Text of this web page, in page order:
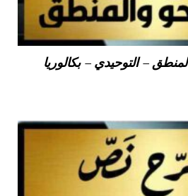
– التوحيدي – بكالوريا